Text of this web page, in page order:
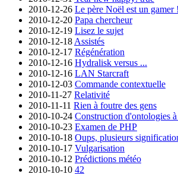
2010-12-26 Le père Noël est un gamer !
2010-12-20 Papa chercheur
2010-12-19 Lisez le sujet
2010-12-18 Assistés
2010-12-17 Régénération
2010-12-16 Hydralisk versus ...
2010-12-16 LAN Starcraft
2010-12-03 Commande contextuelle
2010-11-27 Relativité
2010-11-11 Rien à foutre des gens
2010-10-24 Construction d'ontologies
2010-10-23 Examen de PHP
2010-10-18 Oups, plusieurs
2010-10-17 Vulgarisation
2010-10-12 Prédictions météo
2010-10-10 42